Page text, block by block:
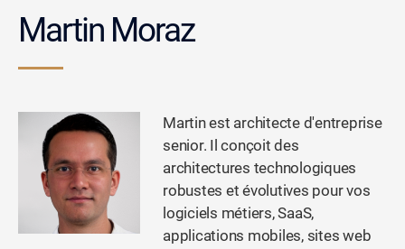
Martin Moraz
Martin est architecte d'entreprise
senior. Il conçoit des
architectures technologiques
robustes et évolutives pour vos
logiciels métiers, SaaS,
applications mobiles, sites web